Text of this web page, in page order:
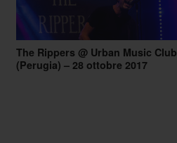
The Rippers @ Urban Music Club
(Perugia) – 28 ottobre 2017